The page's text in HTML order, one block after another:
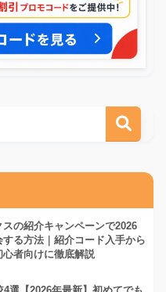
スの紹介キャンペーンで2026
る方法｜紹介コード入手から
者向けに徹底解説